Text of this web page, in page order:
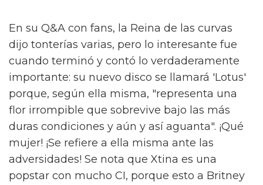
En su Q&A con fans, la Reina de las curvas
dijo tonterías varias, pero lo interesante fue
cuando terminó y contó lo verdaderamente
importante: su nuevo disco se llamará 'Lotus'
porque, según ella misma, "representa una
flor irrompible que sobrevive bajo las más
duras condiciones y aún y así aguanta". ¡Qué
mujer! ¡Se refiere a ella misma ante las
adversidades! Se nota que Xtina es una
popstar con mucho CI, porque esto a Britney